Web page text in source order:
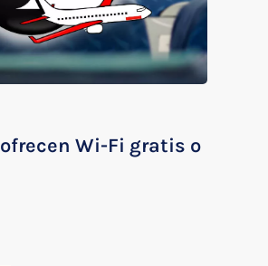
Wi-Fi gratis o